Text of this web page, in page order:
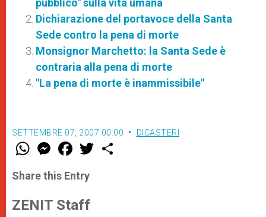
pubblico" sulla vita umana
Dichiarazione del portavoce della Santa
Sede contro la pena di morte
Monsignor Marchetto: la Santa Sede è
contraria alla pena di morte
"La pena di morte è inammissibile"
SETTEMBRE 07, 2007 00:00 DICASTERI
W
t
s
p
p
M
e
s
e
g
e
F
a
e
b
o
k
w
Share this Entry
ZENIT Staff